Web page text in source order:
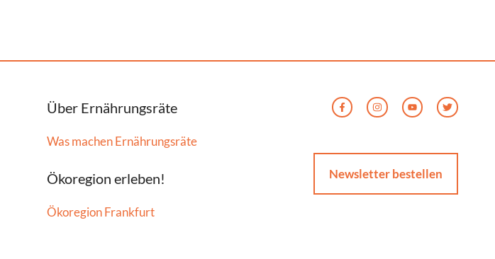
Über Ernährungsräte
Was machen Ernährungsräte
Ökoregion erleben!
Ökoregion Frankfurt
Newsletter bestellen